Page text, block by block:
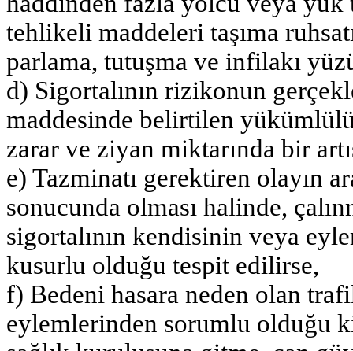
tehlikeli maddeleri taşıma
parlama, tutuşma ve infilakı
d) Sigortalının rizikonun
maddesinde belirtilen
zarar ve ziyan miktarında bir
e) Tazminatı gerektiren olayın
sonucunda olması halinde,
sigortalının kendisinin veya
kusurlu olduğu tespit edilirse,
f) Bedeni hasara neden olan
eylemlerinden sorumlu olduğu